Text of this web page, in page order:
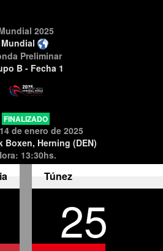
2025
Mundial
Preliminar
B - Fecha 1
FINALIZADO
de enero de 2025
Boxen, Herning (DEN)
13:30hs.
Túnez
25